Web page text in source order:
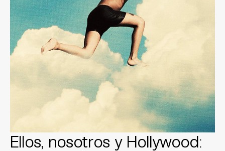
Ellos, nosotros y Hollywood: